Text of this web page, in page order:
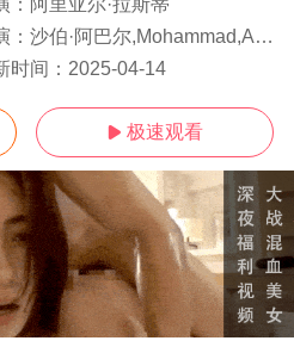
： 阿里亚尔·拉斯蒂
： 沙伯·阿巴尔,Mohammad,Aghebati,Amirhossein,Hosseini
时间： 2025-04-14
 极速观看